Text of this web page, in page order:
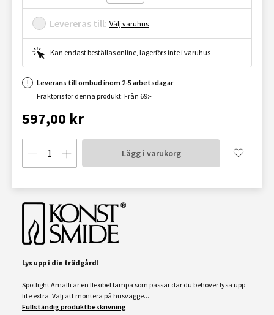
Levereras till: Välj varuhus
Kan endast beställas online, lagerförs inte i varuhus
Leverans till ombud inom 2-5 arbetsdagar
Fraktpris för denna produkt: Från 69:-
597,00 kr
Lägg i varukorg
Lys upp i din trädgård!
Spotlight Amalfi är en flexibel lampa som passar där du behöver lysa upp
lite extra. Välj att montera på husvägge...
Fullständig produktbeskrivning